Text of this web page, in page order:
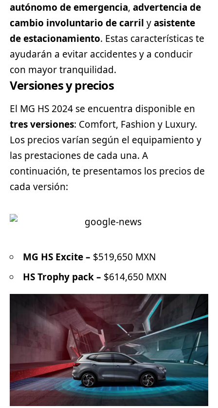
autónomo de emergencia, advertencia de
cambio involuntario de carril yasistente
de estacionamiento. Estas características te
ayudarán a evitar accidentes y a conducir
con mayor tranquilidad.
Versiones y precios
El MG HS 2024 se encuentra disponible en
tres versiones: Comfort, Fashion y Luxury.
Los precios varían según el equipamiento y
las prestaciones de cada una. A
continuación, te presentamos los precios de
cada versión:
MG HS Excite – $519,650 MXN
HS Trophy pack – $614,650 MXN